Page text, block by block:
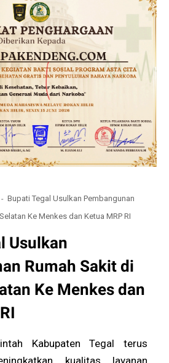
Bupati Tegal Usulkan Pembangunan
Ke Menkes dan Ketua MRP RI
Usulkan
Rumah Sakit di
Ke Menkes dan
Kabupaten Tegal terus
kualitas layanan